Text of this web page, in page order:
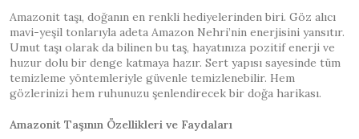
Amazonit taşı, doğanın en renkli hediyelerinden biri. Göz alıcı
mavi-yeşil tonlarıyla adeta Amazon Nehri’nin enerjisini yansıtır.
Umut taşı olarak da bilinen bu taş, hayatınıza pozitif enerji ve
huzur dolu bir denge katmaya hazır. Sert yapısı sayesinde tüm
temizleme yöntemleriyle güvenle temizlenebilir. Hem
gözlerinizi hem ruhunuzu şenlendirecek bir doğa harikası.
Amazonit Taşının Özellikleri ve Faydaları